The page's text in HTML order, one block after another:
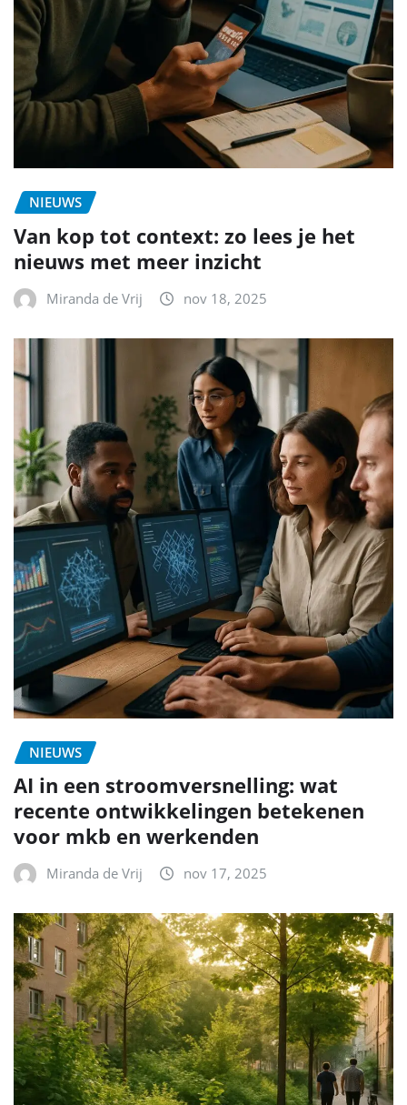
NIEUWS
Van kop tot context: zo lees je het
nieuws met meer inzicht
Miranda de Vrij nov 18, 2025
NIEUWS
AI in een stroomversnelling: wat
recente ontwikkelingen betekenen
voor mkb en werkenden
Miranda de Vrij nov 17, 2025